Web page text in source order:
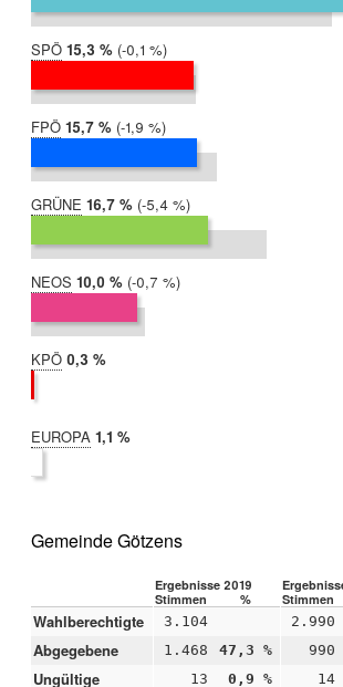
SPÖ 2019:
15,3 %
2014:
15,5 %
Differenz:
-0,1 %
FPÖ 2019:
15,7 %
2014:
17,5 %
Differenz:
-1,9 %
GRÜNE 2019:
16,7 %
2014:
22,1 %
Differenz:
-5,4 %
NEOS 2019:
10,0 %
2014:
10,8 %
Differenz:
-0,7 %
KPÖ 2019:
0,3 %
EUROPA 2019:
1,1 %
Gemeinde Götzens
Ergebnisse 2019
Stimmen
% Stimmen
Wahlberechtigte 3.104 2.990
Abgegebene 1.468 47,3 % 990
Ungültige 13 0,9 % 14